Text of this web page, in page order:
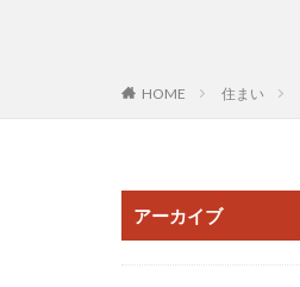
HOME 住まい
アーカイブ